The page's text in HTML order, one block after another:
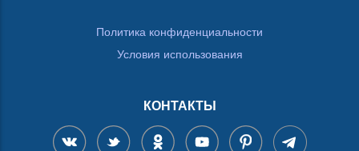
Политика конфиденциальности
Условия использования
КОНТАКТЫ